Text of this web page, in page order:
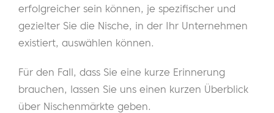
erfolgreicher sein können, je spezifischer und
gezielter Sie die Nische, in der Ihr Unternehmen
existiert, auswählen können.
Für den Fall, dass Sie eine kurze Erinnerung
brauchen, lassen Sie uns einen kurzen Überblick
über Nischenmärkte geben.